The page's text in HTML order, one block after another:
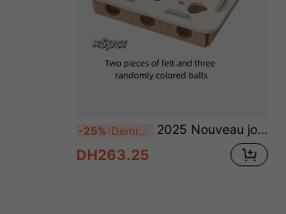
-25% Dernières 6 heures 2025 Nouveau jouet interactif pour chat, boîte amusante, jouet de puzzle pour chat pour promouvoir le développement intellectuel et l'activité physique, comprend 3 jouets à boules (couleurs aléatoires), avec tunnel de labyrinthe et boule à clochette, en matériau de feutre, sans piles, convient aux chats d'intérieur.
DH263.25